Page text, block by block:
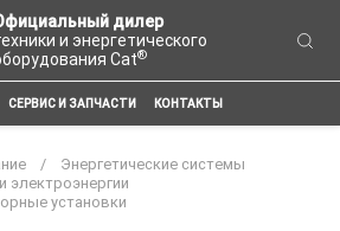
дилер
и энергетического
Cat®
СЕРВИС И ЗАПЧАСТИ КОНТАКТЫ
Энергетические системы
электроэнергии
установки